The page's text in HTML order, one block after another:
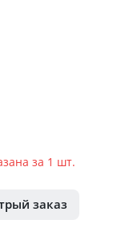
за 1 шт.
заказ